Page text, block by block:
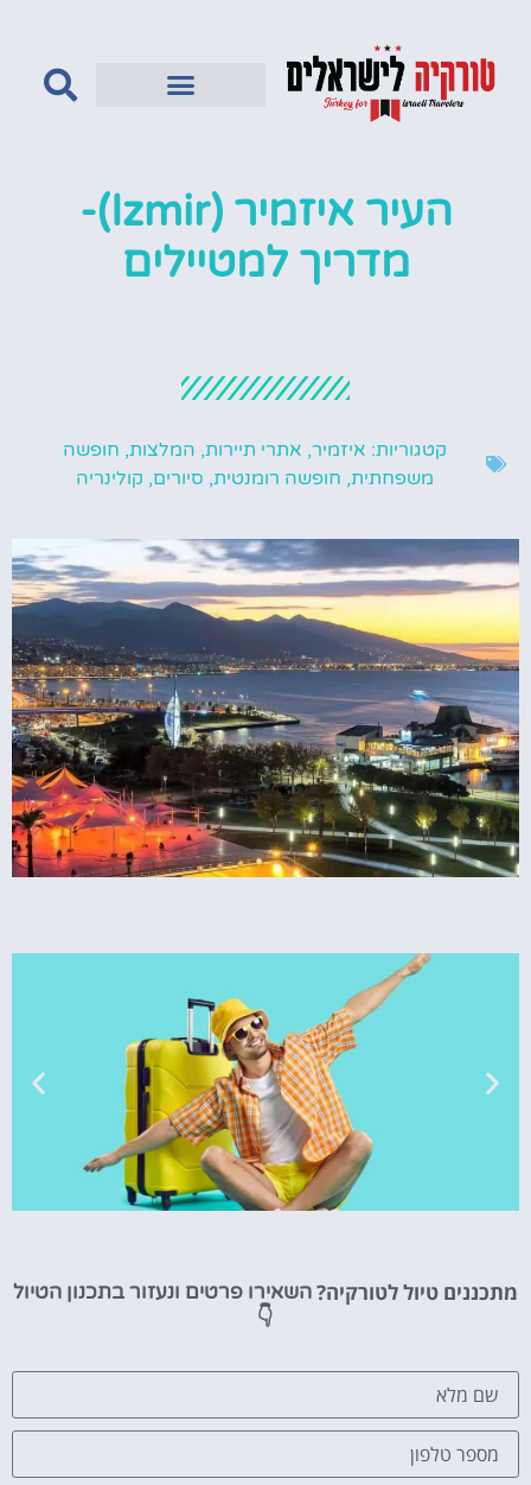
העיר איזמיר (Izmir)-
מדריך למטיילים
קטגוריות: איזמיר, אתרי תיירות, המלצות, חופשה
משפחתית, חופשה רומנטית, סיורים, קולינריה
מציאת
לחצו
מתכננים טיול לטורקיה?השאירו פרטים ונעזור בתכנון הטיול
👇